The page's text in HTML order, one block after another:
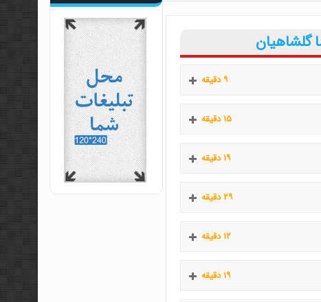
گلشاهیان
۹ دقیقه
۱۵ دقیقه
۱۹ دقیقه
۲۹ دقیقه
۱۲ دقیقه
۱۹ دقیقه